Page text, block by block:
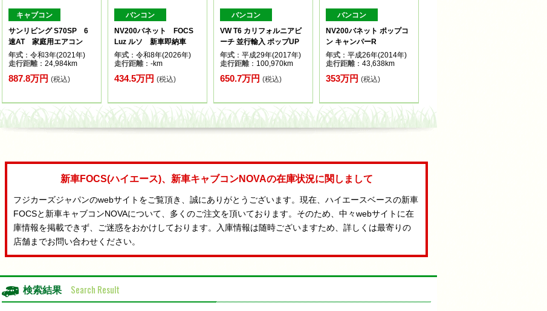
キャブコン
サンリビング S70SP 6
速AT 家庭用エアコン
年式 ：令和3年(2021年)
走行距離：24,984km
887.8万円 (税込)
バンコン
NV200バネット FOCS
Luz ルソ 新車即納車
年式 ：令和8年(2026年)
走行距離：-km
434.5万円 (税込)
バンコン
VW T6 カリフォルニアビ
ーチ 並行輸入 ポップUP
年式 ：平成29年(2017年)
走行距離：100,970km
650.7万円 (税込)
バンコン
NV200バネット ポップコ
ン キャンパーR
年式 ：平成26年(2014年)
走行距離：43,638km
353万円 (税込)
新車FOCS(ハイエース)、新車キャブコンNOVAの在庫状況に関しまして
フジカーズジャパンのwebサイトをご覧頂き、誠にありがとうございます。現在、ハイエースベースの新車
FOCSと新車キャブコンNOVAについて、多くのご注文を頂いております。そのため、中々webサイトに在
庫情報を掲載できず、ご迷惑をおかけしております。入庫情報は随時ございますため、詳しくは最寄りの
店舗までお問い合わせください。
検索結果 Search Result